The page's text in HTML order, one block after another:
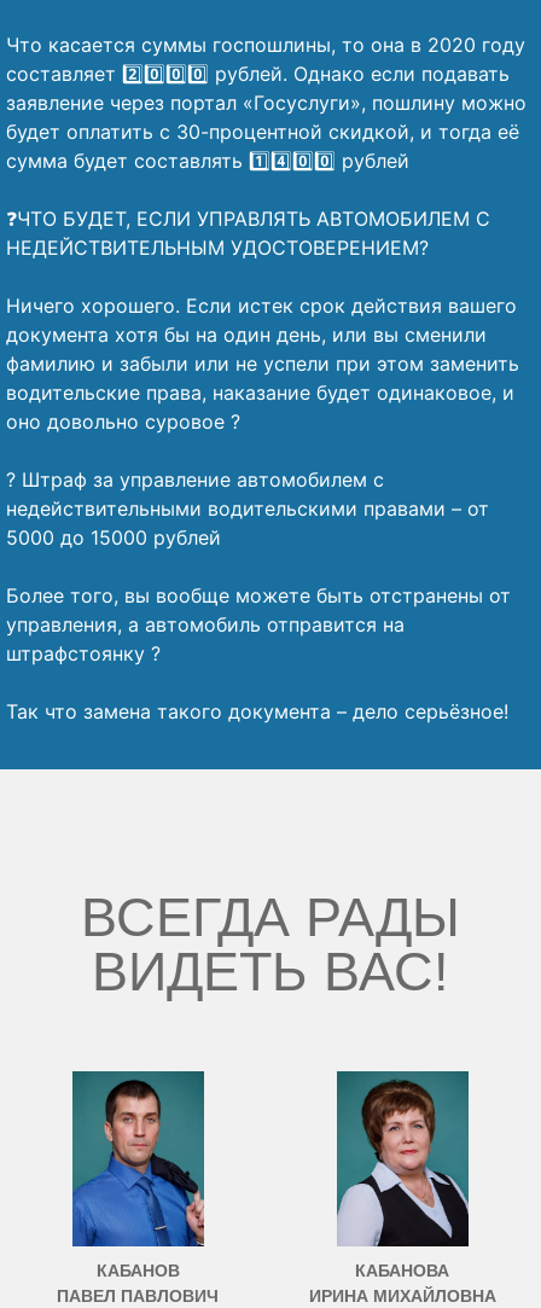
Что касается суммы госпошлины, то она в 2020 году
составляет 2️⃣0️⃣0️⃣0️⃣ рублей. Однако если подавать
заявление через портал «Госуслуги», пошлину можно
будет оплатить с 30-процентной скидкой, и тогда её
сумма будет составлять 1️⃣4️⃣0️⃣0️⃣ рублей
❓ЧТО БУДЕТ, ЕСЛИ УПРАВЛЯТЬ АВТОМОБИЛЕМ С
НЕДЕЙСТВИТЕЛЬНЫМ УДОСТОВЕРЕНИЕМ?
Ничего хорошего. Если истек срок действия вашего
документа хотя бы на один день, или вы сменили
фамилию и забыли или не успели при этом заменить
водительские права, наказание будет одинаковое, и
оно довольно суровое ?
? Штраф за управление автомобилем с
недействительными водительскими правами – от
5000 до 15000 рублей
Более того, вы вообще можете быть отстранены от
управления, а автомобиль отправится на
штрафстоянку ?
Так что замена такого документа – дело серьёзное!
ВСЕГДА РАДЫ
ВИДЕТЬ ВАС!
КАБАНОВ
ПАВЕЛ ПАВЛОВИЧ
КАБАНОВА
ИРИНА МИХАЙЛОВНА